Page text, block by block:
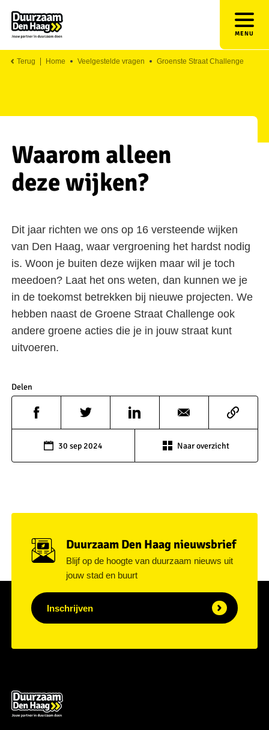
MENU
Terug Home Veelgestelde vragen Groenste Straat Challenge
Waarom alleen
deze wijken?
Dit jaar richten we ons op 16 versteende wijken
van Den Haag, waar vergroening het hardst nodig
is. Woon je buiten deze wijken maar wil je toch
meedoen? Laat het ons weten, dan kunnen we je
in de toekomst betrekken bij nieuwe projecten. We
hebben naast de Groene Straat Challenge ook
andere groene acties die je in jouw straat kunt
uitvoeren.
Delen
30 sep 2024 Naar overzicht
Duurzaam Den Haag nieuwsbrief
Blijf op de hoogte van duurzaam nieuws uit
jouw stad en buurt
Inschrijven